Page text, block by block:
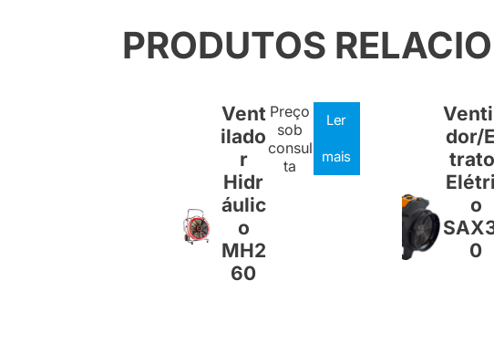
PRODUTOS
Vent
ilado
r
Hidr
áulic
o
MH2
60
Preço
sob
consul
ta
Ler
mais
dor/
o
0